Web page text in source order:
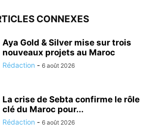
CONNEXES
Aya Gold & Silver mise sur trois
nouveaux projets au Maroc
Rédaction - 6 août 2026
La crise de Sebta confirme le rôle
clé du Maroc pour...
Rédaction - 6 août 2026